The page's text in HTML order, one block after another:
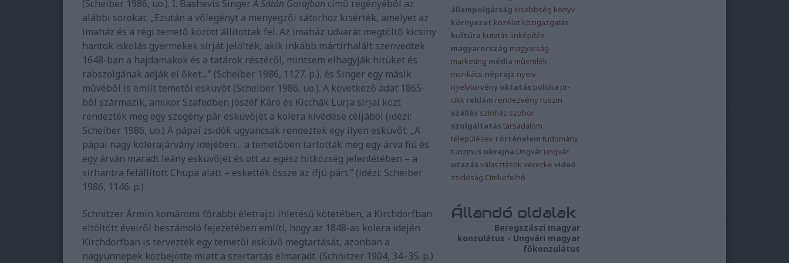
(Scheiber 1986, uo.). I. Bashevis SingerA Sátán Gorajban című regényéből az
alábbi sorokat: „Ezután a vőlegényt a menyegzői sátorhoz kisérték, amelyet az
imaház és a régi temető között állítottak fel. Az imaház udvarát megtöltő kicsiny
hantok iskolás gyermekek sírját jelölték, akik inkább mártírhalált szenvedtek
1648-ban a hajdamakok és a tatárok részéről, mintsem elhagyják hitüket és
rabszolgának adják el őket…” (Scheiber 1986, 1127. p.), és Singer egy másik
művéből is említ temetői esküvőt (Scheiber 1986, uo.). A következő adat 1865-
ből származik, amikor Szafedben Jószéf Káró és Kicchák Lurja sírjai közt
rendezték meg egy szegény pár esküvőjét a kolera kivédése céljából (idézi:
Scheiber 1986, uo.) A pápai zsidók ugyancsak rendeztek egy ilyen esküvőt: „A
pápai nagy kolerajárvány idejében… a temetőben tartották meg egy árva fiú és
egy árván maradt leány esküvőjét és ott az egész hitközség jelenlétében – a
sírhantra felállított Chupa alatt – eskették össze az ifjú párt.” (idézi: Scheiber
1986, 1146. p.)
Schnitzer Ármin komáromi főrabbi életrajzi ihletésű kötetében, a Kirchdorfban
eltöltött éveiről beszámoló fejezetében említi, hogy az 1848-as kolera idején
Kirchdorfban is tervezték egy temetői esküvő megtartását, azonban a
nagyünnepek közbejötte miatt a szertartás elmaradt. (Schnitzer 1904, 34–35. p.)
állampolgárság kisebbség könyv
környezet közélet közigazgatás
kultúra kutatás linképítés
magyarország magyarság
marketing média műemlék
munkács néprajz nyelv
nyelvtörvény oktatás politika pr-
cikk reklám rendezvény ruszin
szállás színház szobor
szolgáltatás társadalom
települések történelem tudomány
turizmus ukrajna Ungvár ungvár
utazás választások verecke videó
zsidóság Címkefelhő
Állandó oldalak
Beregszászi magyar
konzulátus - Ungvári magyar
főkonzulátus